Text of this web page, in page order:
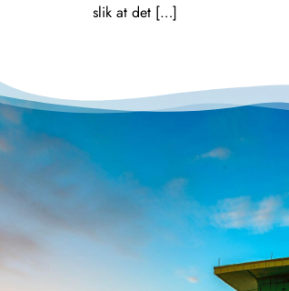
slik at det […]